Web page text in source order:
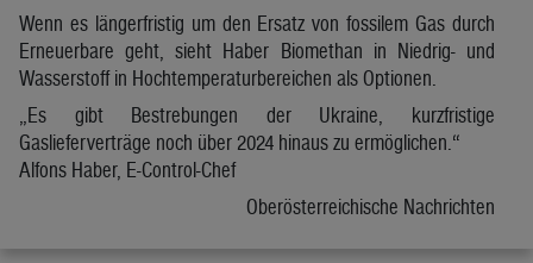
Wenn es längerfristig um den Ersatz von fossilem Gas durch
Erneuerbare geht, sieht Haber Biomethan in Niedrig- und
Wasserstoff in Hochtemperaturbereichen als Optionen.
„Es gibt Bestrebungen der Ukraine, kurzfristige
Gaslieferverträge noch über 2024 hinaus zu ermöglichen.“
Alfons Haber, E-Control-Chef
Oberösterreichische Nachrichten